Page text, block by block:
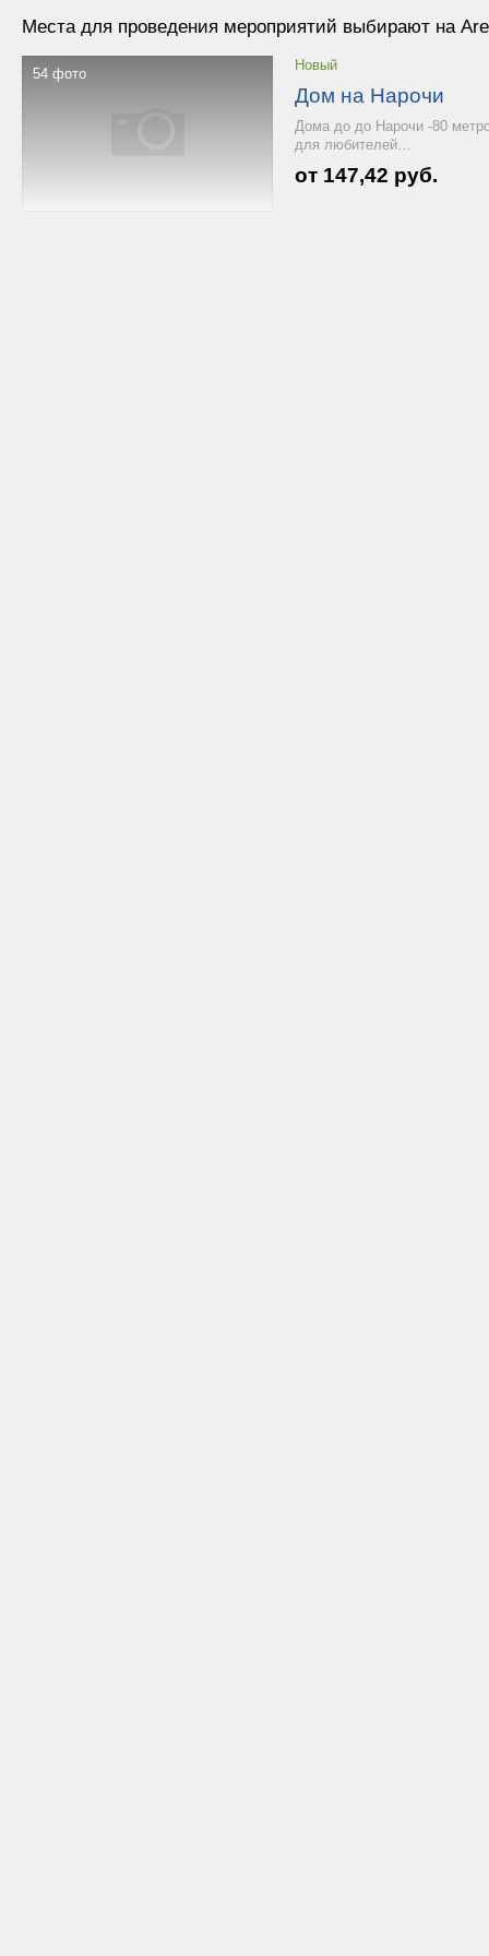
Места для проведения мероприятий выбирают на
54 фото
Новый
Дом на Нарочи
Дома до до Нарочи -80
для любителей…
от 147,42 руб.